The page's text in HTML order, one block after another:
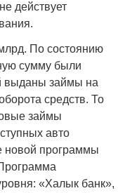
действует
По состоянию
сумму были
выданы займы на
средств. То
займы
авто
новой программы
«Халык банк»,